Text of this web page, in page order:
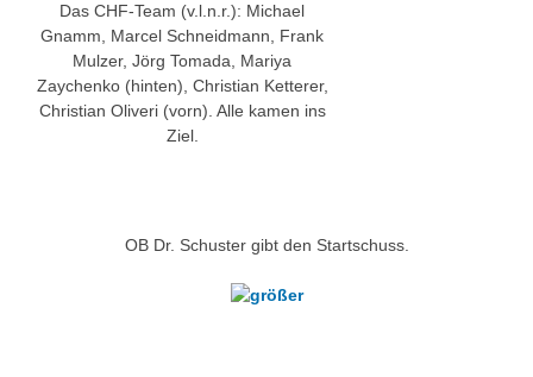
Das CHF-Team (v.l.n.r.): Michael
Gnamm, Marcel Schneidmann, Frank
Mulzer, Jörg Tomada, Mariya
Zaychenko (hinten), Christian Ketterer,
Christian Oliveri (vorn). Alle kamen ins
Ziel.
OB Dr. Schuster gibt den Startschuss.